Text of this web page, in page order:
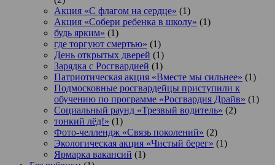
Акция «С флагом на сердце» (1)
Акция «Собери ребенка в школу» (1)
будь ярким» (1)
где торгуют смертью» (1)
День открытых дверей (1)
Зарядка с Росгвардией (1)
Патриотическая акция «Вместе мы сильнее» (1)
Подмосковные росгвардейцы приступили к
обучению по программе «Росгвардия Драйв» (1)
Социальный раунд «Трезвый водитель» (2)
тонкий лёд!» (1)
Фото-челлендж «Связь поколений» (2)
Экологическая акция «Чистый берег» (1)
Ярмарка вакансий (1)